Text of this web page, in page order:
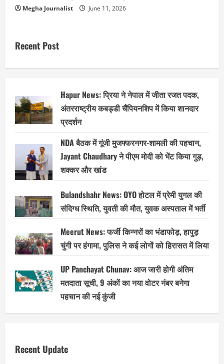
Megha Journalist June 11, 2026
Recent Post
Hapur News: प्रिया ने नेपाल में जीता रजत पदक,
अंतरराष्ट्रीय कबड्डी चैंपियनशिप में किया शानदार
प्रदर्शन
NDA बैठक में गूंजी मुजफ्फरनगर-शामली की पहचान,
Jayant Chaudhary ने पीएम मोदी को भेंट किया गुड़,
शक्कर और खांड
Bulandshahr News: OYO होटल में प्रेमी युगल की
संदिग्ध स्थिति, युवती की मौत, युवक अस्पताल में भर्ती
Meerut News: फर्जी किन्नरों का भंडाफोड़, हापुड़
चुंगी पर हंगामा, पुलिस ने कई लोगों को हिरासत में लिया
UP Panchayat Chunav: आज जारी होगी अंतिम
मतदाता सूची, 9 अंकों का नया वोटर नंबर बनेगा
पहचान की नई कुंजी
Recent Update